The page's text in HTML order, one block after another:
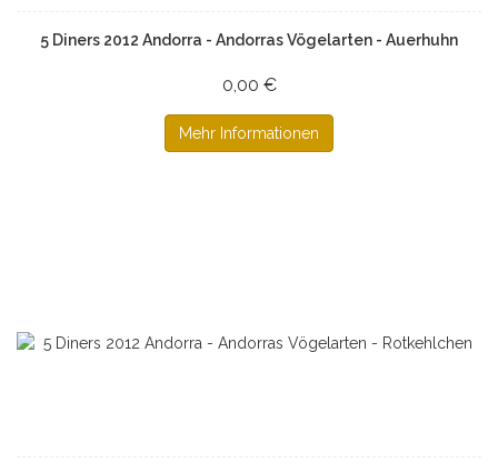
5 Diners 2012 Andorra - Andorras Vögelarten - Auerhuhn
0,00 €
Mehr Informationen